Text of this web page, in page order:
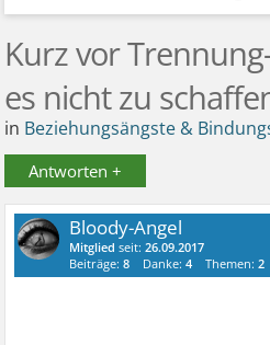
Kurz vor
es nicht zu
in Beziehungsängste &
Antworten +
Bloody-Angel
Mitglied seit:26.09.2017
Beiträge:8 Danke:4 Themen:2